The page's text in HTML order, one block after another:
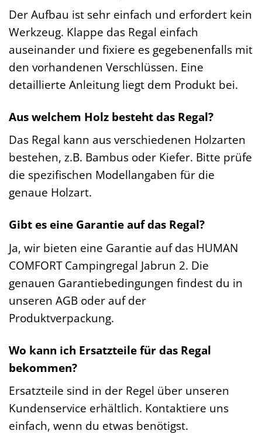
Der Aufbau ist sehr einfach und erfordert kein
Werkzeug. Klappe das Regal einfach
auseinander und fixiere es gegebenenfalls mit
den vorhandenen Verschlüssen. Eine
detaillierte Anleitung liegt dem Produkt bei.
Aus welchem Holz besteht das Regal?
Das Regal kann aus verschiedenen Holzarten
bestehen, z.B. Bambus oder Kiefer. Bitte prüfe
die spezifischen Modellangaben für die
genaue Holzart.
Gibt es eine Garantie auf das Regal?
Ja, wir bieten eine Garantie auf das HUMAN
COMFORT Campingregal Jabrun 2. Die
genauen Garantiebedingungen findest du in
unseren AGB oder auf der
Produktverpackung.
Wo kann ich Ersatzteile für das Regal
bekommen?
Ersatzteile sind in der Regel über unseren
Kundenservice erhältlich. Kontaktiere uns
einfach, wenn du etwas benötigst.